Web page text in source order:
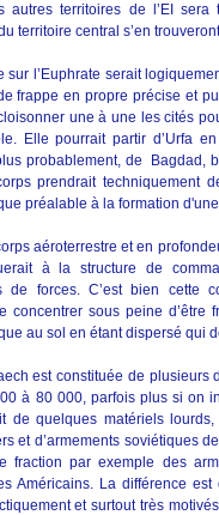
autres territoires de l’EI
territoire central s’en
sur l’Euphrate serait
frappe en propre précise et
une à une les cités
Elle pourrait partir d’Urfa
probablement, de Bagdad,
prendrait techniquement
préalable à la formation
aéroterrestre et en
à la structure de
de forces. C’est bien cette
concentrer sous peine
au sol en étant dispersé qui
est constituée de
à 80 000, parfois plus si on
de quelques matériels
et d’armements soviétiques
fraction par exemple des
Américains. La différence
et surtout très